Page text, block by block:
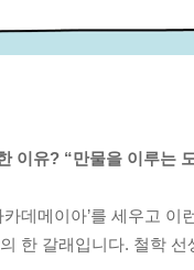
이유? “만물을 이루는
데메이아’를 세우고
한 갈래입니다. 철학